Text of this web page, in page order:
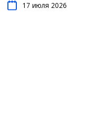
17 июля 2026